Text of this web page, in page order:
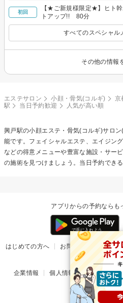
初回
【★ご新規様限定★】ヒト
トアップ!! 80分
すべてのスペシャル
その他の情報
エステサロン 小顔・骨気(コルギ) 京
駅
当日予約歓迎 人気が高い順
興戸駅の小顔エステ・骨気(コルギ)サロン
能です。フェイシャルエステ、エイジン
などの得意メニューや豊富な施設・サー
の施術を見つけましょう。当日予約でき
アプリからの予約ならも
はじめての方へ お問い合わせ ヘル
掲載ご希望のサ
企業情報 個人情報保護方針 楽
© Rakuten